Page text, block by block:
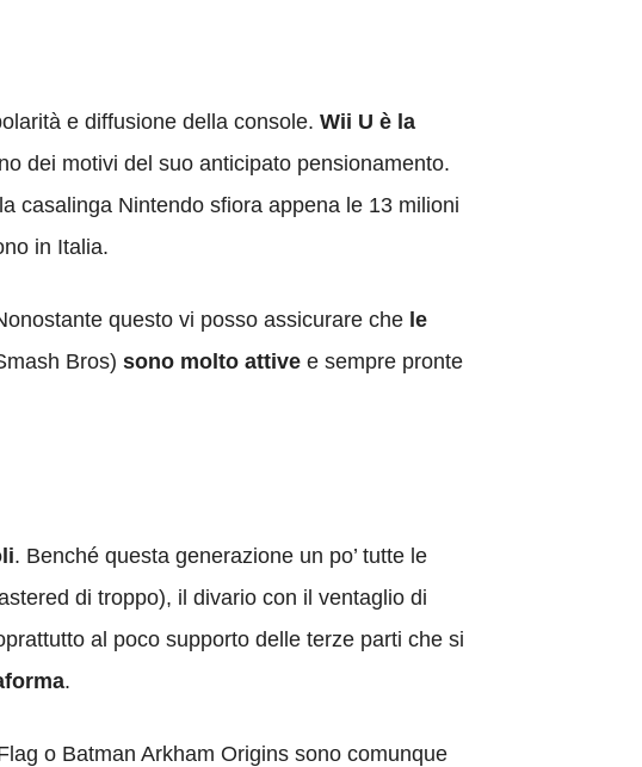
e diffusione della console. Wii U è la
dei motivi del suo anticipato pensionamento.
casalinga Nintendo sfiora appena le 13 milioni
in Italia.
questo vi posso assicurare che le
Bros) sono molto attive e sempre pronte
. Benché questa generazione un po’ tutte le
di troppo), il divario con il ventaglio di
al poco supporto delle terze parti che si
.
o Batman Arkham Origins sono comunque